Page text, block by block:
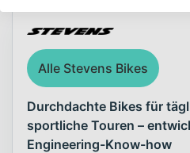
Alle Stevens Bikes
Durchdachte Bikes für
sportliche Touren –
Engineering-Know-how